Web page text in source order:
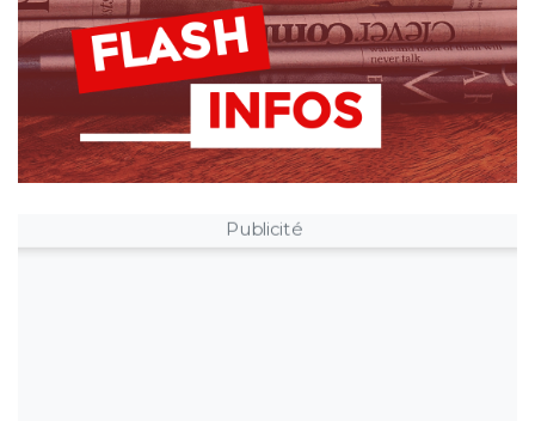
Publicité